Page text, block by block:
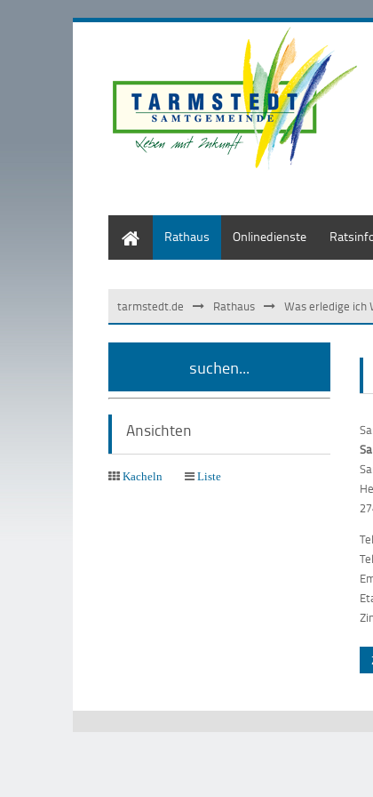
Rathaus Onlinedienste
tarmstedt.de Rathaus Was erledige ich
suchen...
Ansichten
Kacheln Liste